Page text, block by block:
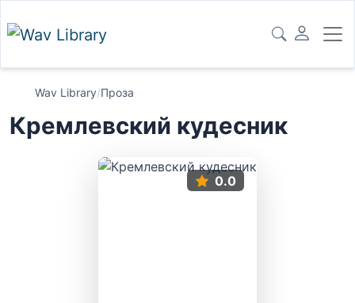
Wav Library/Проза
Кремлевский кудесник
0.0